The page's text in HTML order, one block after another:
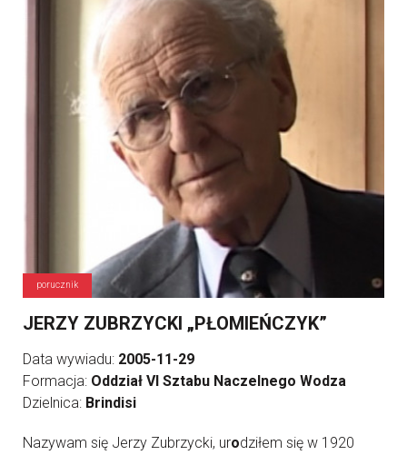
porucznik
JERZY ZUBRZYCKI „PŁOMIEŃCZYK”
Data wywiadu: 2005-11-29
Formacja: Oddział VI Sztabu Naczelnego Wodza
Dzielnica: Brindisi
Nazywam się Jerzy Zubrzycki, urodziłem się w 1920